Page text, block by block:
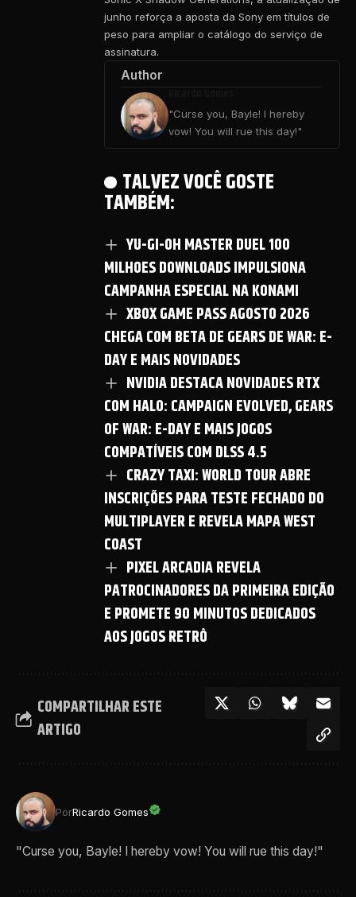
junho reforça a aposta da Sony em títulos de
peso para ampliar o catálogo do serviço de
assinatura.
Author
"Curse you, Bayle! I hereby
vow! You will rue this day!"
TALVEZ VOCÊ GOSTE
TAMBÉM:
YU-GI-OH MASTER DUEL 100
MILHOES DOWNLOADS IMPULSIONA
CAMPANHA ESPECIAL NA KONAMI
XBOX GAME PASS AGOSTO 2026
CHEGA COM BETA DE GEARS DE WAR: E-
DAY E MAIS NOVIDADES
NVIDIA DESTACA NOVIDADES RTX
COM HALO: CAMPAIGN EVOLVED, GEARS
OF WAR: E-DAY E MAIS JOGOS
COMPATÍVEIS COM DLSS 4.5
CRAZY TAXI: WORLD TOUR ABRE
INSCRIÇÕES PARA TESTE FECHADO DO
MULTIPLAYER E REVELA MAPA WEST
COAST
PIXEL ARCADIA REVELA
PATROCINADORES DA PRIMEIRA EDIÇÃO
E PROMETE 90 MINUTOS DEDICADOS
AOS JOGOS RETRÔ
COMPARTILHAR ESTE
ARTIGO
PorRicardo Gomes
"Curse you, Bayle! I hereby vow! You will rue this day!"